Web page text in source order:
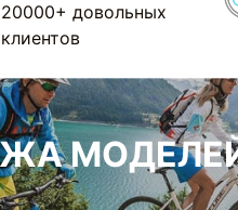
20000+ довольных
клиентов
МОДЕЛЕЙ